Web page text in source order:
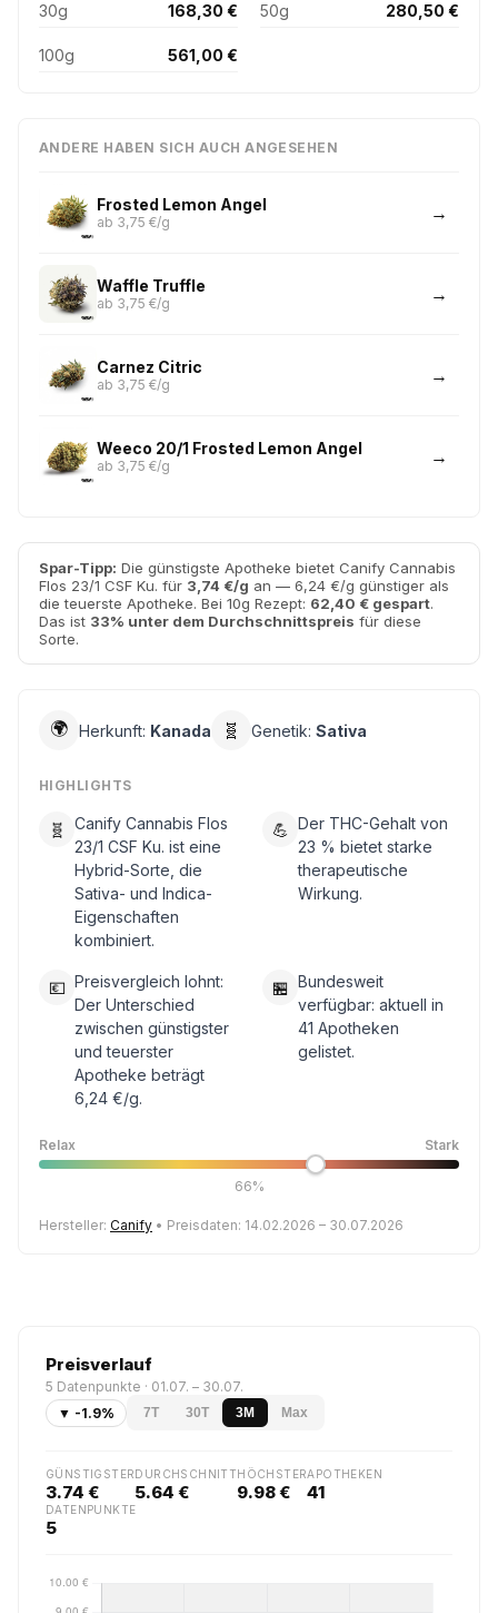
30g 168,30 € 50g 280,50 €
100g 561,00 €
ANDERE HABEN SICH AUCH ANGESEHEN
Frosted Lemon Angel
ab 3,75 €/g
Waffle Truffle
ab 3,75 €/g
Carnez Citric
ab 3,75 €/g
Weeco 20/1 Frosted Lemon Angel
ab 3,75 €/g
Spar-Tipp: Die günstigste Apotheke bietet Canify Cannabis
Flos 23/1 CSF Ku. für 3,74 €/g an — 6,24 €/g günstiger als
die teuerste Apotheke. Bei 10g Rezept: 62,40 € gespart.
Das ist 33% unter dem Durchschnittspreis für diese
Sorte.
🌍 Herkunft: Kanada 🧬 Genetik: Sativa
HIGHLIGHTS
🧬
Canify Cannabis Flos
23/1 CSF Ku. ist eine
Hybrid-Sorte, die
Sativa- und Indica-
Eigenschaften
kombiniert.
💪 Der THC-Gehalt von
23 % bietet starke
therapeutische
Wirkung.
💶 Preisvergleich lohnt:
Der Unterschied
zwischen günstigster
und teuerster
Apotheke beträgt
6,24 €/g.
🏪 Bundesweit
verfügbar: aktuell in
41 Apotheken
gelistet.
Relax Stark
66%
Hersteller: Canify • Preisdaten: 14.02.2026 – 30.07.2026
Preisverlauf
5 Datenpunkte · 01.07. – 30.07.
▼ -1.9%
7T 30T 3M Max
GÜNSTIGSTER
3.74 €
DURCHSCHNITT
5.64 €
HÖCHSTER
9.98 €
APOTHEKEN
41
DATENPUNKTE
5